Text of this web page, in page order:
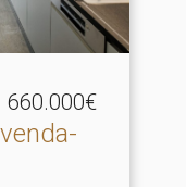
660.000€